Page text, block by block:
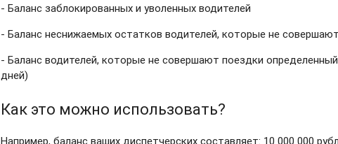
- Баланс заблокированных и уволенных водителей
- Баланс неснижаемых остатков водителей, которые не
- Баланс водителей, которые не совершают поездки
дней)
Как это можно использовать?
Например, баланс ваших диспетчерских составляет: 10 000 000